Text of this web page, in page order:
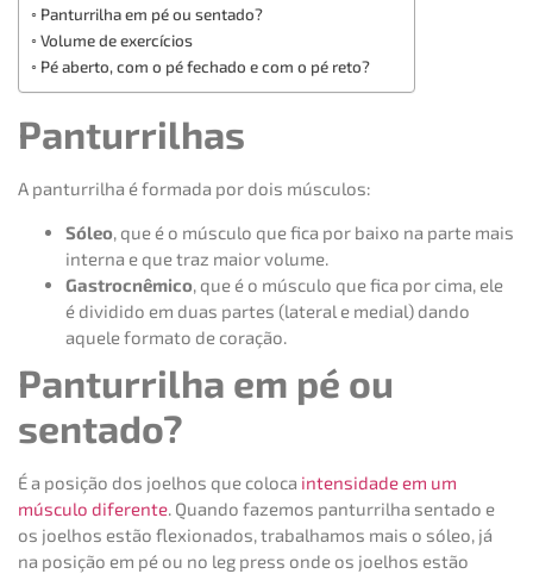
Panturrilha em pé ou sentado?
Volume de exercícios
Pé aberto, com o pé fechado e com o pé reto?
Panturrilhas
A panturrilha é formada por dois músculos:
Sóleo , que é o músculo que fica por baixo na parte mais
interna e que traz maior volume.
Gastrocnêmico , que é o músculo que fica por cima, ele
é dividido em duas partes (lateral e medial) dando
aquele formato de coração.
Panturrilha em pé ou
sentado?
É a posição dos joelhos que coloca intensidade em um
músculo diferente . Quando fazemos panturrilha sentado e
os joelhos estão flexionados, trabalhamos mais o sóleo, já
na posição em pé ou no leg press onde os joelhos estão